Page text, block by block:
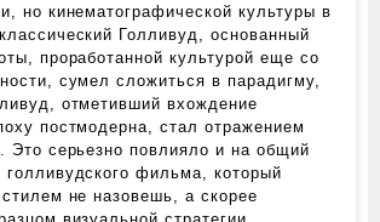
но кинематографической культуры в
Голливуд, основанный
проработанной культурой еще со
сумел сложиться в парадигму,
отметивший вхождение
постмодерна, стал отражением
Это серьезно повлияло и на общий
голливудского фильма, который
не назовешь, а скорее